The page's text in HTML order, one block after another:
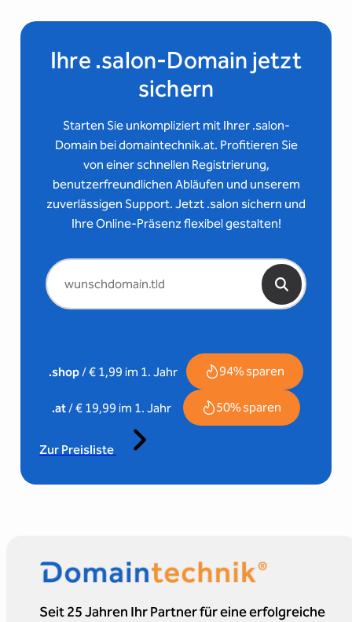
Ihre .salon-Domain jetzt
sichern
Starten Sie unkompliziert mit Ihrer .salon-
Domain bei domaintechnik.at. Profitieren Sie
von einer schnellen Registrierung,
benutzerfreundlichen Abläufen und unserem
zuverlässigen Support. Jetzt .salon sichern und
Ihre Online-Präsenz flexibel gestalten!
.shop/ € 1,99 im 1. Jahr 94% sparen
.at/ € 19,99 im 1. Jahr 50% sparen
Zur Preisliste
Seit 25 Jahren Ihr Partner für eine erfolgreiche